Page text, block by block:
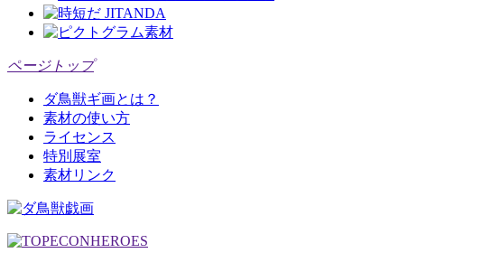
ページトップ
ダ鳥獣ギ画とは？
素材の使い方
ライセンス
特別展室
素材リンク